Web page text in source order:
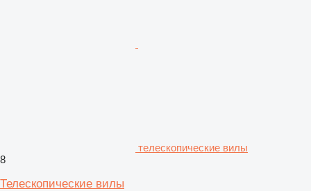
телескопические вилы
8
Телескопические вилы